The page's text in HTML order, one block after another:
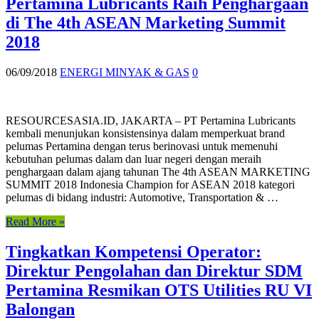
Pertamina Lubricants Raih Penghargaan
di The 4th ASEAN Marketing Summit
2018
06/09/2018 ENERGI MINYAK & GAS 0
RESOURCESASIA.ID, JAKARTA – PT Pertamina Lubricants
kembali menunjukan konsistensinya dalam memperkuat brand
pelumas Pertamina dengan terus berinovasi untuk memenuhi
kebutuhan pelumas dalam dan luar negeri dengan meraih
penghargaan dalam ajang tahunan The 4th ASEAN MARKETING
SUMMIT 2018 Indonesia Champion for ASEAN 2018 kategori
pelumas di bidang industri: Automotive, Transportation & …
Read More »
Tingkatkan Kompetensi Operator:
Direktur Pengolahan dan Direktur SDM
Pertamina Resmikan OTS Utilities RU VI
Balongan